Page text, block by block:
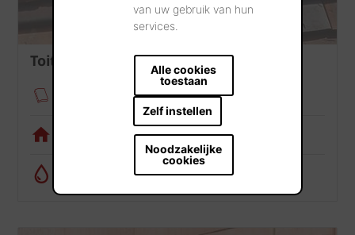
van uw gebruik van hun
services.
Alle cookies
toestaan
Zelf instellen
Noodzakelijke
cookies
Toiture
Fixation des tuiles
Appli de visualisation
Calculatrice de récupération d’eau